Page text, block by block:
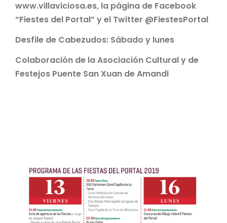
www.villaviciosa.es, la página de Facebook
“Fiestes del Portal” y el Twitter @FiestesPortal
Desfile de Cabezudos: Sábado y lunes
Colaboración de la Asociación Cultural y de
Festejos Puente San Xuan de Amandi